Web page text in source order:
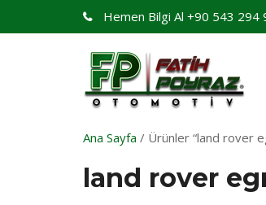
Hemen Bilgi Al +90 543 294
Ana Sayfa / Ürünler “land rover
land rover